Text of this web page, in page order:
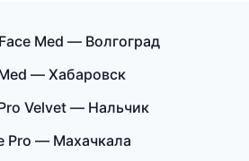
Med — Волгоград
— Хабаровск
Velvet — Нальчик
Pro — Махачкала